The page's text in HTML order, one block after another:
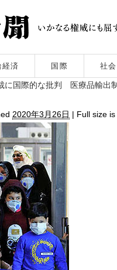
済 国際 社会
に国際的な批判 医療品輸出
2020年3月26日 | Full size